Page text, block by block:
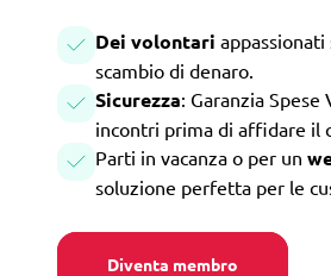
Dei volontari
scambio di denaro.
Sicurezza: Garanzia
incontri prima di affidare il
Parti in vacanza o per un
soluzione perfetta per le
Diventa membro